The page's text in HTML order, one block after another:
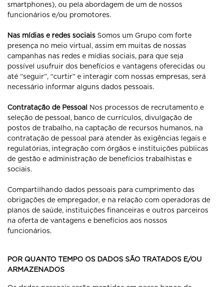
smartphones), ou pela abordagem de um de nossos
funcionários e/ou promotores.
Nas mídias e redes sociais Somos um Grupo com forte
presença no meio virtual, assim em muitas de nossas
campanhas nas redes e mídias sociais, para que seja
possível usufruir dos benefícios e vantagens oferecidas ou
até “seguir”, “curtir” e interagir com nossas empresas, será
necessário informar alguns dados pessoais.
Contratação de Pessoal Nos processos de recrutamento e
seleção de pessoal, banco de currículos, divulgação de
postos de trabalho, na captação de recursos humanos, na
contratação de pessoal para atender às exigências legais e
regulatórias, integração com órgãos e instituições públicas
de gestão e administração de benefícios trabalhistas e
sociais.
Compartilhando dados pessoais para cumprimento das
obrigações de empregador, e na relação com operadoras de
planos de saúde, instituições financeiras e outros parceiros
na oferta de vantagens e benefícios aos nossos
funcionários.
POR QUANTO TEMPO OS DADOS SÃO TRATADOS E/OU
ARMAZENADOS